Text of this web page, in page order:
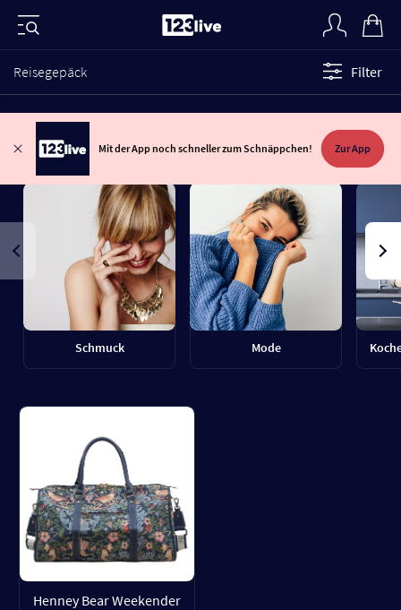
Reisegepäck Filter
Mit der App noch schneller zum Schnäppchen! Zur App
Schmuck Mode
Henney Bear Weekender